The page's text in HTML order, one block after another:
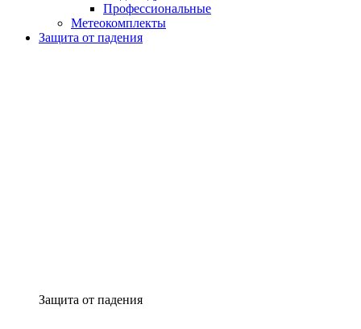
Профессиональные
Метеокомплекты
Защита от падения
Защита от падения